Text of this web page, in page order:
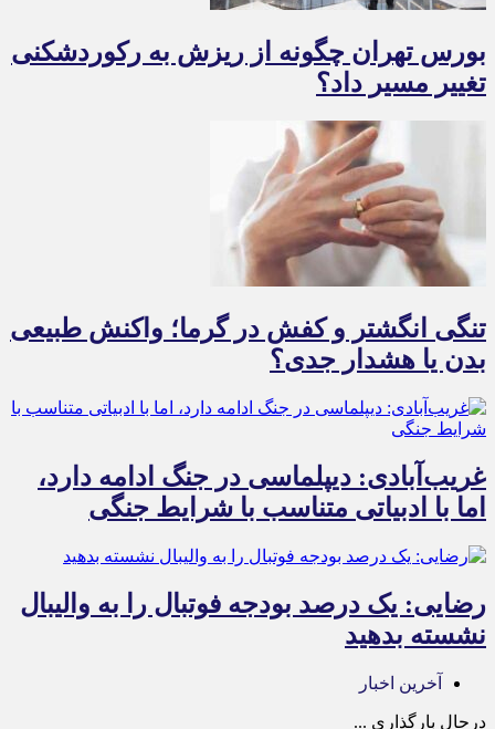
بورس تهران چگونه از ریزش به رکوردشکنی
تغییر مسیر داد؟
تنگی انگشتر و کفش در گرما؛ واکنش طبیعی
بدن یا هشدار جدی؟
غریب‌آبادی: دیپلماسی در جنگ ادامه دارد،
اما با ادبیاتی متناسب با شرایط جنگی
رضایی: یک درصد بودجه فوتبال را به والیبال
نشسته بدهید
آخرین اخبار
درحال بارگذاری ...